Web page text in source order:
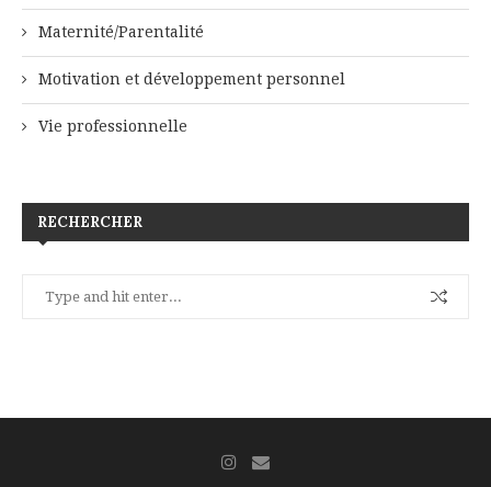
Maternité/Parentalité
Motivation et développement personnel
Vie professionnelle
RECHERCHER